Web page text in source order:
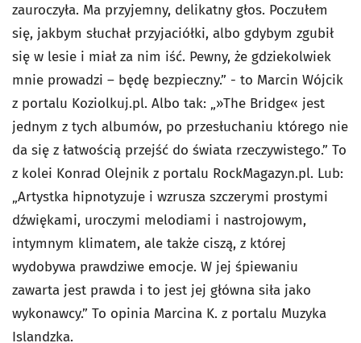
zauroczyła. Ma przyjemny, delikatny głos. Poczułem
się, jakbym słuchał przyjaciółki, albo gdybym zgubił
się w lesie i miał za nim iść. Pewny, że gdziekolwiek
mnie prowadzi – będę bezpieczny.” - to Marcin Wójcik
z portalu Koziolkuj.pl. Albo tak: „»The Bridge« jest
jednym z tych albumów, po przesłuchaniu którego nie
da się z łatwością przejść do świata rzeczywistego.” To
z kolei Konrad Olejnik z portalu RockMagazyn.pl. Lub:
„Artystka hipnotyzuje i wzrusza szczerymi prostymi
dźwiękami, uroczymi melodiami i nastrojowym,
intymnym klimatem, ale także ciszą, z której
wydobywa prawdziwe emocje. W jej śpiewaniu
zawarta jest prawda i to jest jej główna siła jako
wykonawcy.” To opinia Marcina K. z portalu Muzyka
Islandzka.